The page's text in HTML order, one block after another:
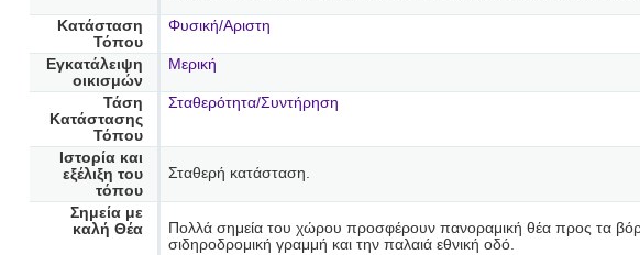
Κατάσταση
Τόπου
Φυσική/Αριστη
Εγκατάλειψη
οικισμών
Μερική
Τάση
Κατάστασης
Τόπου
Σταθερότητα/Συντήρηση
Ιστορία και
εξέλιξη του
τόπου
Σταθερή κατάσταση.
Σημεία με
καλή Θέα
Πολλά σημεία του χώρου προσφέρουν πανοραμική θέα προς τα
σιδηροδρομική γραμμή και την παλαιά εθνική οδό.